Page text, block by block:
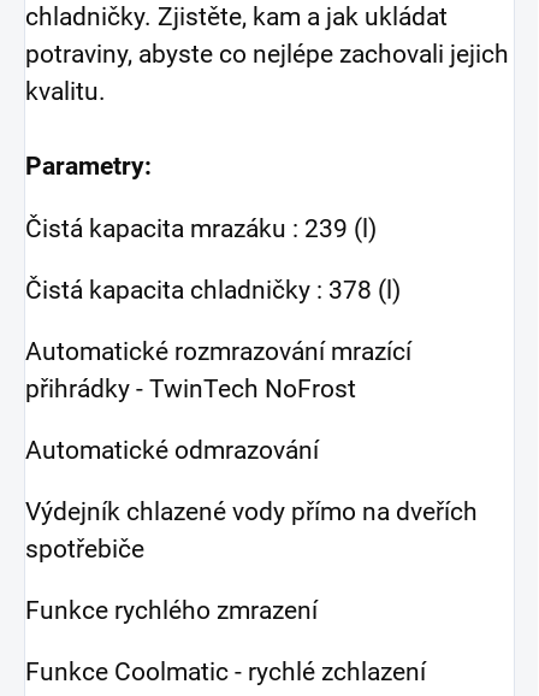
chladničky. Zjistěte, kam a jak ukládat
potraviny, abyste co nejlépe zachovali jejich
kvalitu.
Parametry:
Čistá kapacita mrazáku : 239 (l)
Čistá kapacita chladničky : 378 (l)
Automatické rozmrazování mrazící
přihrádky - TwinTech NoFrost
Automatické odmrazování
Výdejník chlazené vody přímo na dveřích
spotřebiče
Funkce rychlého zmrazení
Funkce Coolmatic - rychlé zchlazení